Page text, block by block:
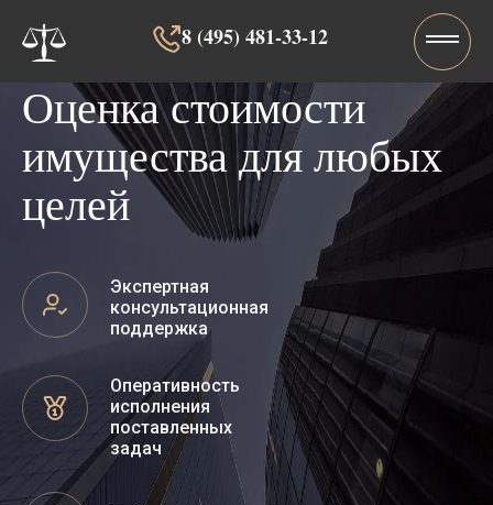
8 (495) 481-33-12‬‬
Оценка стоимости
имущества для любых
целей
Экспертная
консультационная
поддержка
Оперативность
исполнения
поставленных
задач